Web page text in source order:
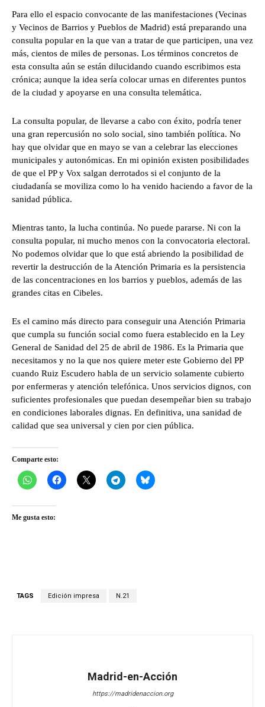
Para ello el espacio convocante de las manifestaciones (Vecinas
y Vecinos de Barrios y Pueblos de Madrid) está preparando una
consulta popular en la que van a tratar de que participen, una vez
más, cientos de miles de personas. Los términos concretos de
esta consulta aún se están dilucidando cuando escribimos esta
crónica; aunque la idea sería colocar urnas en diferentes puntos
de la ciudad y apoyarse en una consulta telemática.
La consulta popular, de llevarse a cabo con éxito, podría tener
una gran repercusión no solo social, sino también política. No
hay que olvidar que en mayo se van a celebrar las elecciones
municipales y autonómicas. En mi opinión existen posibilidades
de que el PP y Vox salgan derrotados si el conjunto de la
ciudadanía se moviliza como lo ha venido haciendo a favor de la
sanidad pública.
Mientras tanto, la lucha continúa. No puede pararse. Ni con la
consulta popular, ni mucho menos con la convocatoria electoral.
No podemos olvidar que lo que está abriendo la posibilidad de
revertir la destrucción de la Atención Primaria es la persistencia
de las concentraciones en los barrios y pueblos, además de las
grandes citas en Cibeles.
Es el camino más directo para conseguir una Atención Primaria
que cumpla su función social como fuera establecido en la Ley
General de Sanidad del 25 de abril de 1986. Es la Primaria que
necesitamos y no la que nos quiere meter este Gobierno del PP
cuando Ruiz Escudero habla de un servicio solamente cubierto
por enfermeras y atención telefónica. Unos servicios dignos, con
suficientes profesionales que puedan desempeñar bien su trabajo
en condiciones laborales dignas. En definitiva, una sanidad de
calidad que sea universal y cien por cien pública.
Comparte esto:
Me gusta esto:
TAGS Edición impresa N.21
Madrid-en-Acción
https://madridenaccion.org